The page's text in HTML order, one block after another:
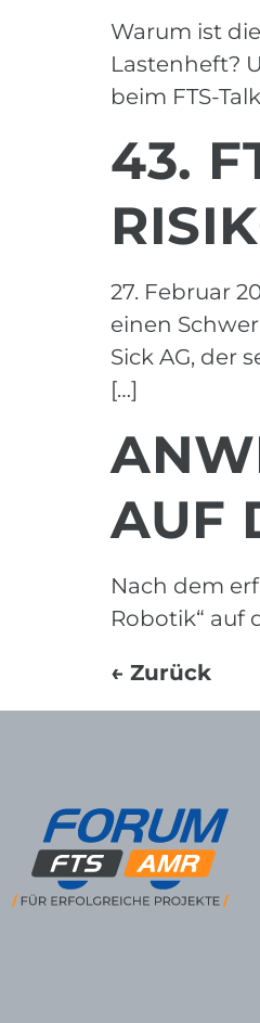
Warum ist
Lastenheft?
beim FTS-
43.
27. Februar
einen
Sick AG, der
[…]
AUF
Nach dem
Robotik“ auf
← Zurück